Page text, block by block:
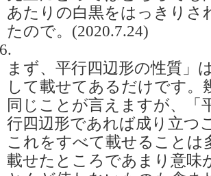
あたりの白黒をはっきりさ
たので。(2020.7.24)
まず、平行四辺形の性質」
して載せてあるだけです
同じことが言えますが、「
行四辺形であれば成り立つ
これをすべて載せることは
載せたところであまり意味